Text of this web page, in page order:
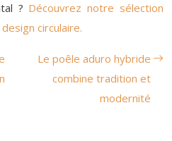
? Découvrez notre sélection
circulaire.
Le poêle aduro hybride
combine tradition et
modernité